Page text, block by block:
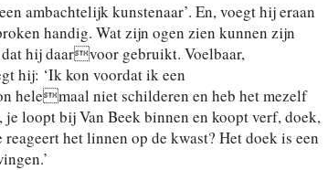
ambachtelijk kunstenaar’. En, voegt hij eraan
handig. Wat zijn ogen zien kunnen zijn
hij daarvoor gebruikt. Voelbaar,
hij: ‘Ik kon voordat ik een
helemaal niet schilderen en heb het mezelf
je loopt bij Van Beek binnen en koopt verf, doek,
het linnen op de kwast? Het doek is een